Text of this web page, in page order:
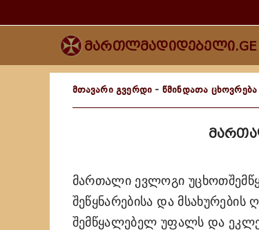
მართლმადიდებელი.GE
მთავარი გვერდი - წმინდათა ცხოვრება
მართალი ევლოგი
შეწყნარებისა და
შემწყალებელ უფალს და